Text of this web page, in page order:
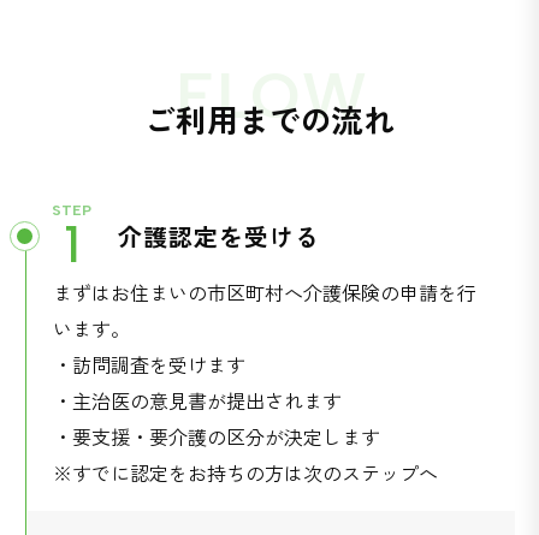
FLOW
ご利用までの流れ
STEP
1 介護認定を受ける
まずはお住まいの市区町村へ介護保険の申請を行
います。
・訪問調査を受けます
・主治医の意見書が提出されます
・要支援・要介護の区分が決定します
※すでに認定をお持ちの方は次のステップへ